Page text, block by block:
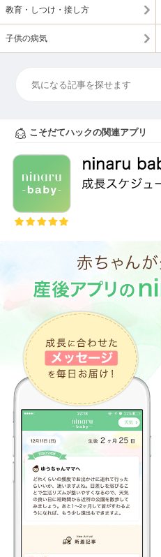
教育・しつけ・接し方
子供の病気
こそだてハックの関連アプリ